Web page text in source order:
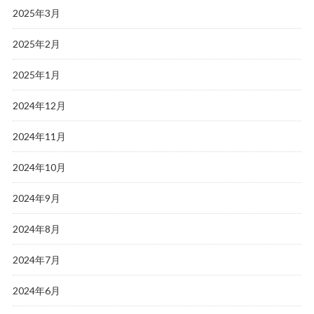
2025年3月
2025年2月
2025年1月
2024年12月
2024年11月
2024年10月
2024年9月
2024年8月
2024年7月
2024年6月